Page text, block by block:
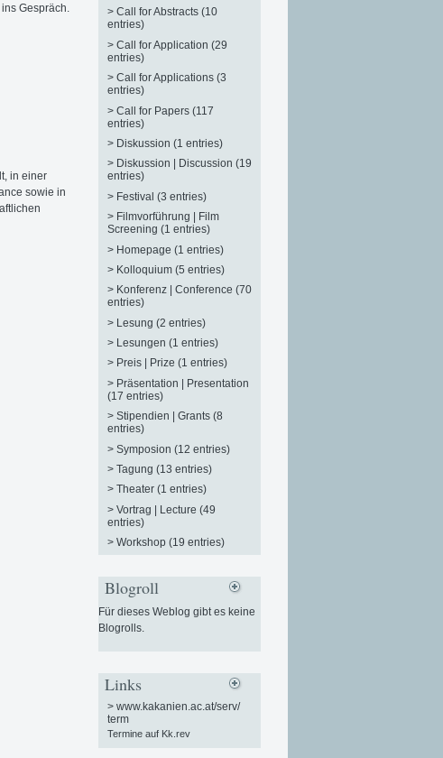
Gespräch.
in einer
sowie in
> Call for Abstracts (10
entries)
> Call for Application (29
entries)
> Call for Applications (3
entries)
> Call for Papers (117
entries)
> Diskussion (1 entries)
> Diskussion | Discussion (19
entries)
> Festival (3 entries)
> Filmvorführung | Film
Screening (1 entries)
> Homepage (1 entries)
> Kolloquium (5 entries)
> Konferenz | Conference (70
entries)
> Lesung (2 entries)
> Lesungen (1 entries)
> Preis | Prize (1 entries)
> Präsentation | Presentation
(17 entries)
> Stipendien | Grants (8
entries)
> Symposion (12 entries)
> Tagung (13 entries)
> Theater (1 entries)
> Vortrag | Lecture (49
entries)
> Workshop (19 entries)
Blogroll
Für dieses Weblog gibt es keine
Blogrolls.
Links
> www.kakanien.ac.at/serv/
term
Termine auf Kk.rev